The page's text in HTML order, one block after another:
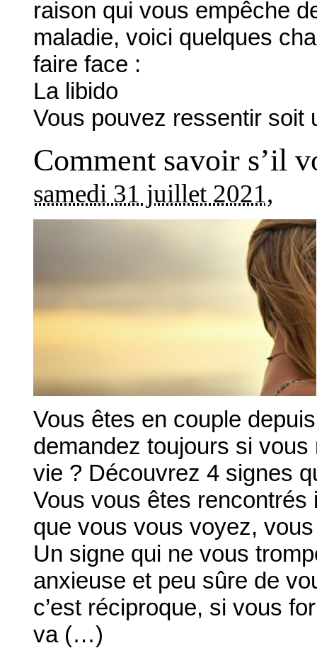
raison qui vous empêche
maladie, voici quelques
faire face :
La libido
Vous pouvez ressentir
Comment savoir s’il
samedi 31 juillet 2021,
Vous êtes en couple
demandez toujours si vous
vie ? Découvrez 4 signes
Vous vous êtes
que vous vous voyez,
Un signe qui ne vous
anxieuse et peu sûre de
c’est réciproque, si vous
va (…)